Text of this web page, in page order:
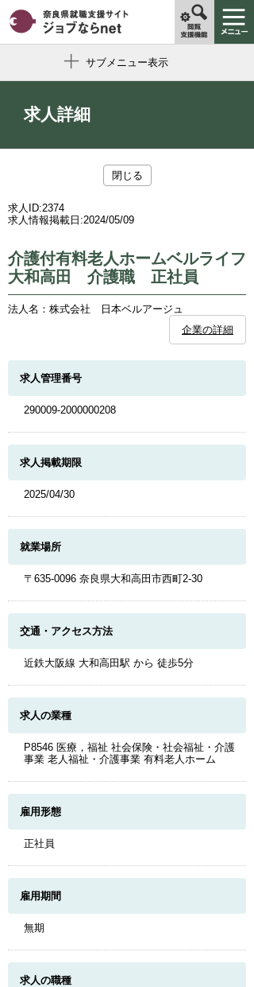
サブメニュー表示
求人詳細
閉じる
求人ID:2374
求人情報掲載日:2024/05/09
介護付有料老人ホームベルライフ
大和高田 介護職 正社員
法人名：株式会社 日本ベルアージュ
企業の詳細
求人管理番号
290009-2000000208
求人掲載期限
2025/04/30
就業場所
〒635-0096 奈良県大和高田市西町2-30
交通・アクセス方法
近鉄大阪線 大和高田駅 から 徒歩5分
求人の業種
P8546 医療，福祉 社会保険・社会福祉・介護
事業 老人福祉・介護事業 有料老人ホーム
雇用形態
正社員
雇用期間
無期
求人の職種